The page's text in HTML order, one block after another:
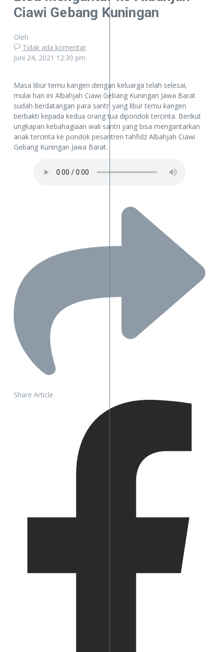
Ciawi Gebang Kuningan
Oleh
Tidak ada komentar
Juni 24, 2021 12:30 pm
Masa libur temu kangen dengan keluarga telah selesai,
mulai hari ini Albahjah Ciawi Gebang Kuningan Jawa Barat
sudah berdatangan para santri yang libur temu kangen
berbakti kepada kedua orang tua dipondok tercinta. Berikut
ungkapan kebahagiaan wali santri yang bisa mengantarkan
anak tercinta ke pondok pesantren tahfidz Albahjah Ciawi
Gebang Kuningan Jawa Barat.
Share Article